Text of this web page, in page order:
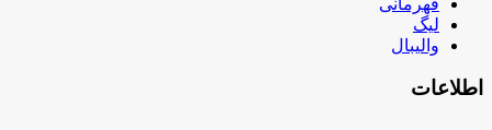
قهرمانی
لیگ
والیبال
اطلاعات